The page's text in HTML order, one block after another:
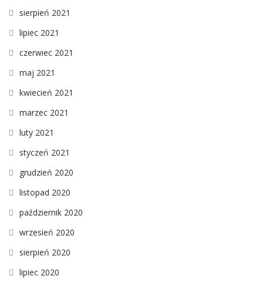
sierpień 2021
lipiec 2021
czerwiec 2021
maj 2021
kwiecień 2021
marzec 2021
luty 2021
styczeń 2021
grudzień 2020
listopad 2020
październik 2020
wrzesień 2020
sierpień 2020
lipiec 2020